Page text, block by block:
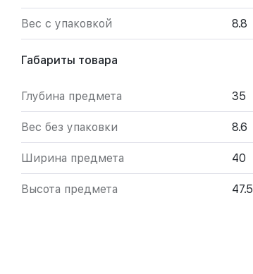
Вес с упаковкой 8.8
Габариты товара
Глубина предмета 35
Вес без упаковки 8.6
Ширина предмета 40
Высота предмета 47.5